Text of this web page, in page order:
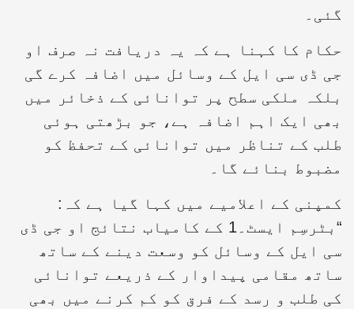
گئی۔
حکام کا کہنا ہے کہ یہ دریافت نہ صرف او
جی ڈی سی ایل کے وسائل میں اضافہ کرے گی
بلکہ ملکی سطح پر توانائی کے ذخائر میں
بھی ایک اہم اضافہ ہے، جو بڑھتی ہوئی
طلب کے تناظر میں توانائی کے تحفظ کو
مضبوط بنائے گا۔
کمپنی کے اعلامیے میں کہا گیا ہے کہ:
“بٹرسِم ایسٹ۔1 کے کامیاب نتائج او جی ڈی
سی ایل کے وسائل کو وسعت دینے کے ساتھ
ساتھ مقامی پیداوار کے ذریعے توانائی
کی طلب و رسد کے فرق کو کم کرنے میں بھی